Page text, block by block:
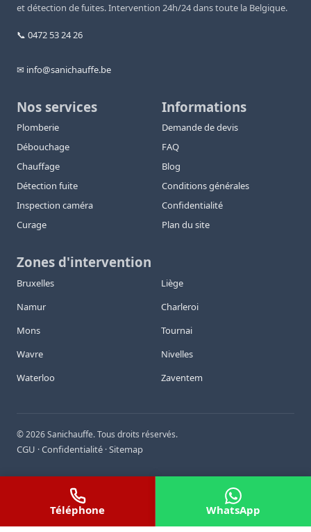
et détection de fuites. Intervention 24h/24 dans toute la Belgique.
📞 0472 53 24 26
✉ info@sanichauffe.be
Nos services
Plomberie
Débouchage
Chauffage
Détection fuite
Inspection caméra
Curage
Informations
Demande de devis
FAQ
Blog
Conditions générales
Confidentialité
Plan du site
Zones d'intervention
Bruxelles
Liège
Namur
Charleroi
Mons
Tournai
Wavre
Nivelles
Waterloo
Zaventem
©2026Sanichauffe. Tous droits réservés.
CGU ·Confidentialité ·Sitemap